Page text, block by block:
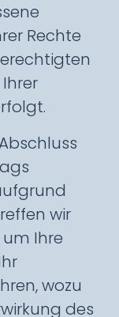
Rechte
wir
Ihre
wozu
des